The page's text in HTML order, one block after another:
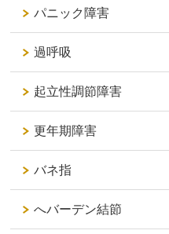
パニック障害
過呼吸
起立性調節障害
更年期障害
バネ指
へバーデン結節